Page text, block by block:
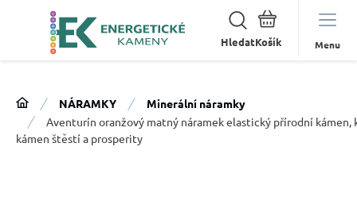
Hledat Menu
NÁRAMKY
Minerální náramky
Aventurín oranžový matný náramek elastický přírodní kámen,
kámen štěstí a prosperity